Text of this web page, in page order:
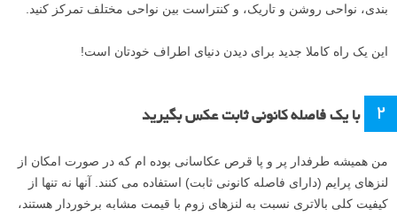
بندی، نواحی روشن و تاریک، و کنتراست بین نواحی مختلف تمرکز کنید.
این یک راه کاملا جدید برای دیدن دنیای اطراف خودتان است!
۲ با یک فاصله کانونی ثابت عکس بگیرید
من همیشه طرفدار پر و پا قرص عکاسانی بوده ام که در صورت امکان از
لنزهای پرایم (دارای فاصله کانونی ثابت) استفاده می کنند. آنها نه تنها از
کیفیت کلی بالاتری نسبت به لنزهای زوم با قیمت مشابه برخوردار هستند،